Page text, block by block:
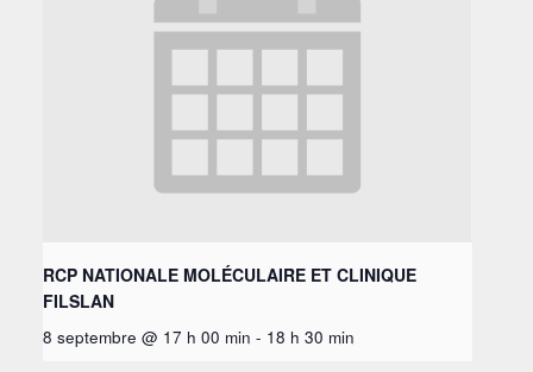
RCP NATIONALE MOLÉCULAIRE ET CLINIQUE
FILSLAN
8 septembre @ 17 h 00 min - 18 h 30 min